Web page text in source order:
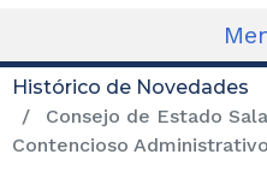
Histórico de Novedades
Consejo de Estado
Contencioso Administrativo